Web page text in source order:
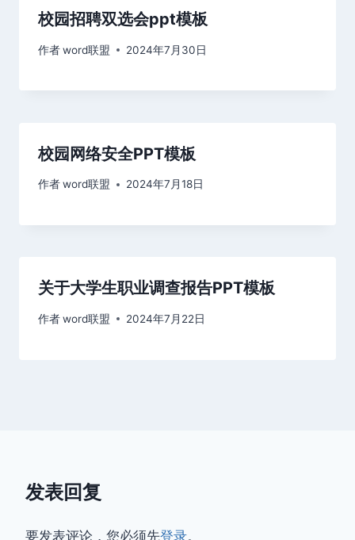
校园招聘双选会ppt模板
作者word联盟 2024年7月30日
校园网络安全PPT模板
作者word联盟 2024年7月18日
关于大学生职业调查报告PPT模板
作者word联盟 2024年7月22日
发表回复
要发表评论，您必须先登录。